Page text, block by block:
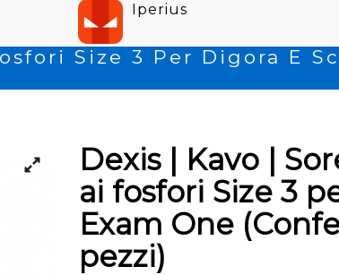
Iperius
Size 3 Per Digora E
Dexis | Kavo |
ai fosfori Size 3
Exam One
pezzi)